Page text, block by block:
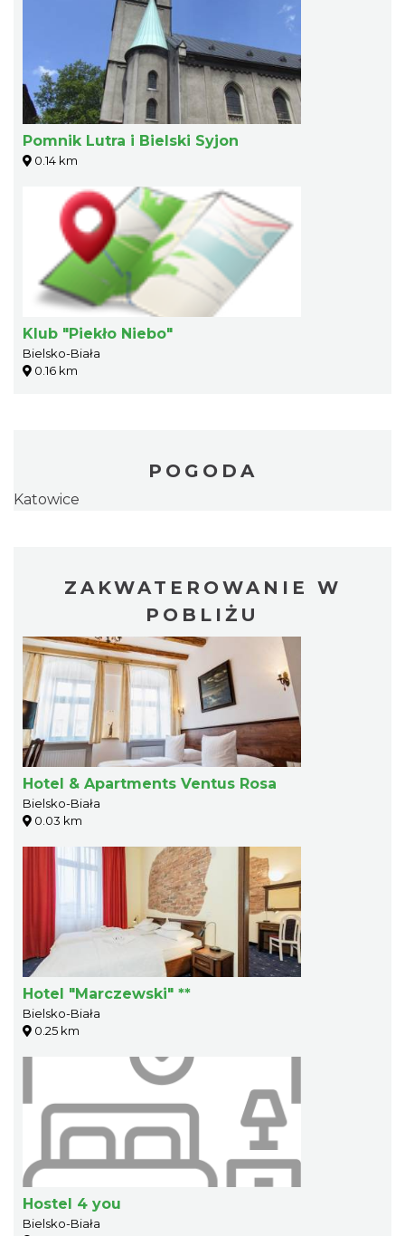
Pomnik Lutra i Bielski Syjon
0.14 km
Klub "Piekło Niebo"
Bielsko-Biała
0.16 km
POGODA
Katowice
ZAKWATEROWANIE W
POBLIŻU
Hotel & Apartments Ventus Rosa
Bielsko-Biała
0.03 km
Hotel "Marczewski" **
Bielsko-Biała
0.25 km
Hostel 4 you
Bielsko-Biała